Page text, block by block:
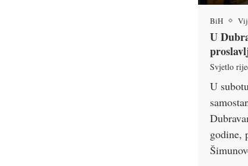
BiH
U
Svjetlo
U
godine,